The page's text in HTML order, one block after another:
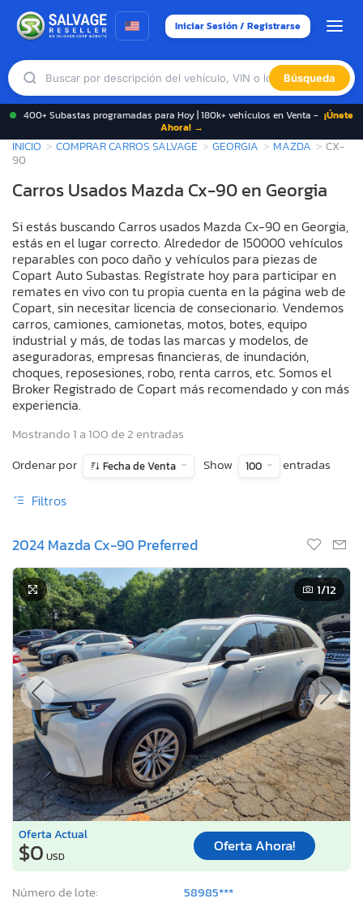
Iniciar Sesión / Registrarse
Búsqueda
400+ Subastas programadas para Hoy | 180k+ vehículos en Venta - ¡Únete
Ahora! →
INICIO COMPRAR CARROS SALVAGE GEORGIA MAZDA
CX-
90
Carros Usados Mazda Cx-90 en Georgia
Si estás buscando Carros usados Mazda Cx-90 en Georgia,
estás en el lugar correcto. Alrededor de 150000 vehículos
reparables con poco daño y vehículos para piezas de
Copart Auto Subastas. Regístrate hoy para participar en
remates en vivo con tu propia cuenta en la página web de
Copart, sin necesitar licencia de consecionario. Vendemos
carros, camiones, camionetas, motos, botes, equipo
industrial y más, de todas las marcas y modelos, de
aseguradoras, empresas financieras, de inundación,
choques, reposesiones, robo, renta carros, etc. Somos el
Broker Registrado de Copart más recomendado y con más
experiencia.
Mostrando 1 a 100 de 2 entradas
Ordenar por
Fecha de Venta Show 100 entradas
Filtros
2024 Mazda Cx-90 Preferred
1/12
Oferta Actual
$0 USD
Oferta Ahora!
Número de lote:
58985***